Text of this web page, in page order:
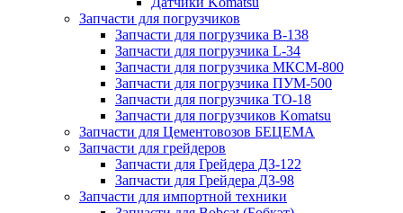
Запчасти для погрузчиков
Запчасти для погрузчика B-138
Запчасти для погрузчика L-34
Запчасти для погрузчика МКСМ-800
Запчасти для погрузчика ПУМ-500
Запчасти для погрузчика ТО-18
Запчасти для погрузчиков Komatsu
Запчасти для Цементовозов БЕЦЕМА
Запчасти для грейдеров
Запчасти для Грейдера ДЗ-122
Запчасти для Грейдера ДЗ-98
Запчасти для импортной техники